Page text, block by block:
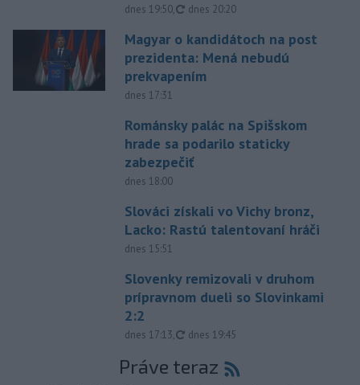
dnes 19:50, aktualizované
dnes 20:20
Magyar o kandidátoch na post
prezidenta: Mená nebudú
prekvapením
dnes 17:31
Románsky palác na Spišskom
hrade sa podarilo staticky
zabezpečiť
dnes 18:00
Slováci získali vo Vichy bronz,
Lacko: Rastú talentovaní hráči
dnes 15:51
Slovenky remizovali v druhom
prípravnom dueli so Slovinkami
2:2
dnes 17:13, aktualizované
dnes 19:45
Práve teraz